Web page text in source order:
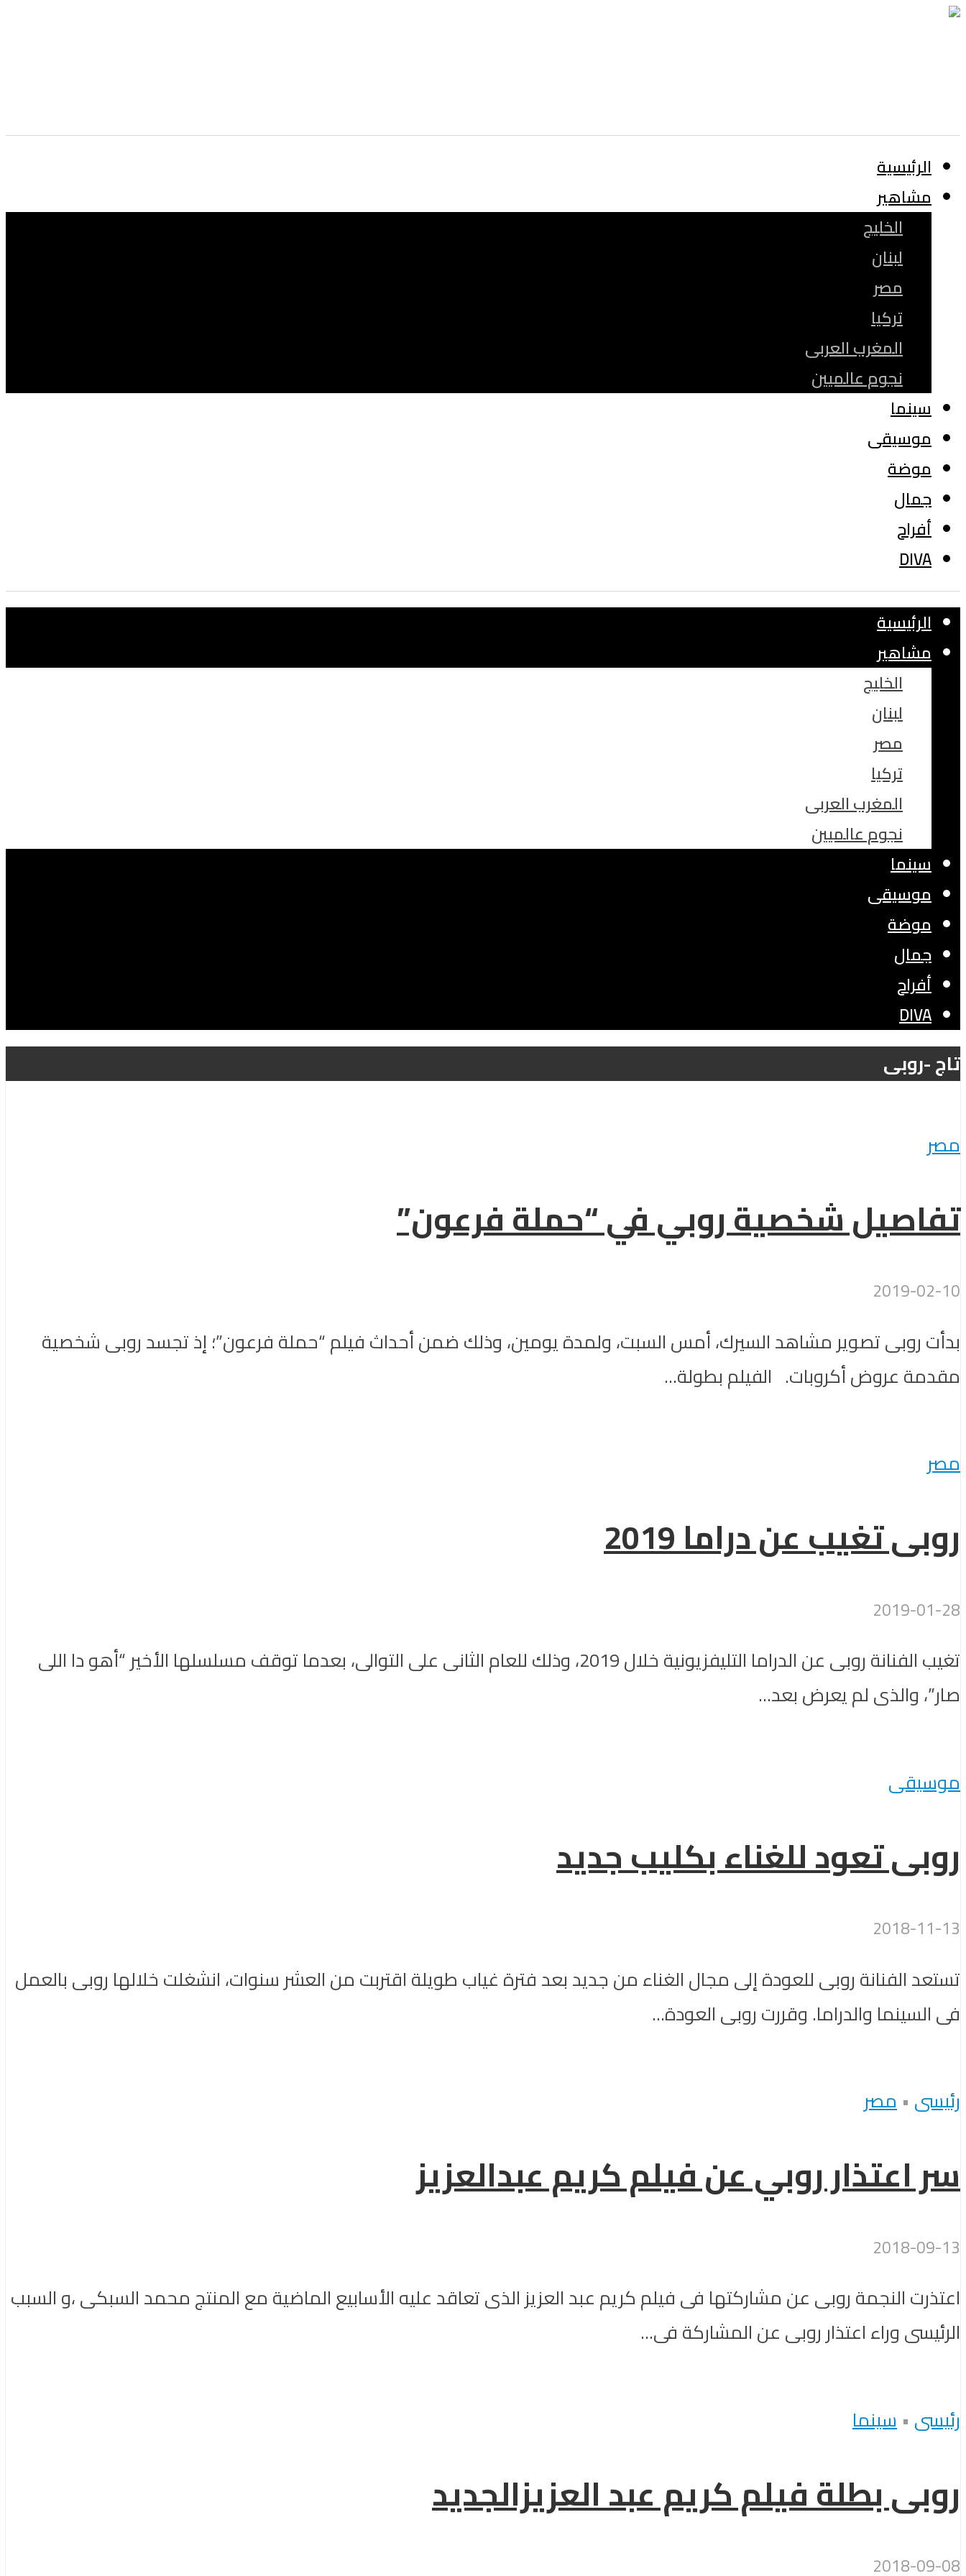
الرئيسية
مشاهير
الخليج
لبنان
مصر
تركيا
المغرب العربى
نجوم عالميين
سينما
موسيقى
موضة
جمال
أفراح
DIVA
الرئيسية
مشاهير
الخليج
لبنان
مصر
تركيا
المغرب العربى
نجوم عالميين
سينما
موسيقى
موضة
جمال
أفراح
DIVA
تاج -روبى
مصر
تفاصيل شخصية روبي في “حملة فرعون”
2019-02-10
بدأت روبى تصوير مشاهد السيرك، أمس السبت، ولمدة يومين، وذلك ضمن أحداث فيلم “حملة فرعون”؛ إذ تجسد روبى شخصية
مقدمة عروض أكروبات. الفيلم بطولة...
مصر
روبى تغيب عن دراما 2019
2019-01-28
تغيب الفنانة روبى عن الدراما التليفزيونية خلال 2019، وذلك للعام الثانى على التوالى، بعدما توقف مسلسلها الأخير “أهو دا اللى
صار”، والذى لم يعرض بعد...
موسيقى
روبى تعود للغناء بكليب جديد
2018-11-13
تستعد الفنانة روبى للعودة إلى مجال الغناء من جديد بعد فترة غياب طويلة اقتربت من العشر سنوات، انشغلت خلالها روبى بالعمل
فى السينما والدراما. وقررت روبى العودة...
رئيسى •مصر
سر اعتذار روبي عن فيلم كريم عبدالعزيز
2018-09-13
اعتذرت النجمة روبى عن مشاركتها فى فيلم كريم عبد العزيز الذى تعاقد عليه الأسابيع الماضية مع المنتج محمد السبكى ،و السبب
الرئيسى وراء اعتذار روبى عن المشاركة فى...
رئيسى •سينما
روبى بطلة فيلم كريم عبد العزيزالجديد
2018-09-08